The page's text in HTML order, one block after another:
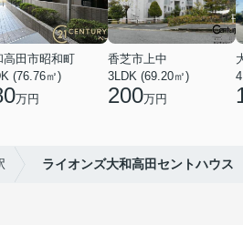
高田市昭和町
(76.76㎡)
万円
香芝市上中
3LDK (69.20㎡)
200万円
ライオンズ大和高田セントハウス